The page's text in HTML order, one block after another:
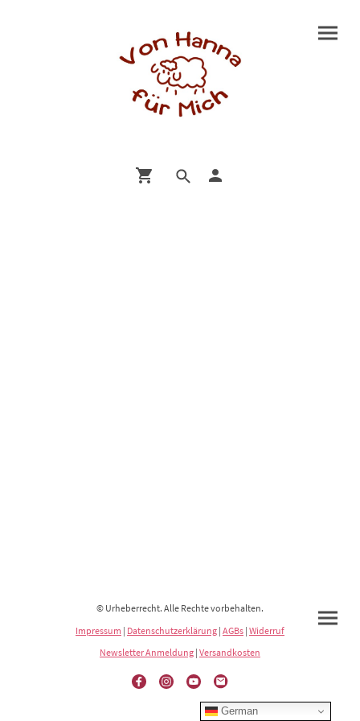
© Urheberrecht. Alle Rechte vorbehalten.
Impressum | Datenschutzerklärung | AGBs | Widerruf
Newsletter Anmeldung | Versandkosten
German